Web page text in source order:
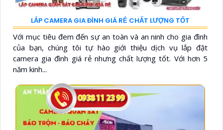
LẮP CAMERA GIA ĐÌNH GIÁ RẺ CHẤT LƯỢNG TỐT
Với mục tiêu đem đến sự an toàn và an ninh cho gia đình
của bạn, chúng tôi tự hào giới thiệu dịch vụ lắp đặt
camera gia đình giá rẻ nhưng chất lượng tốt. Với hơn 5
năm kinh...